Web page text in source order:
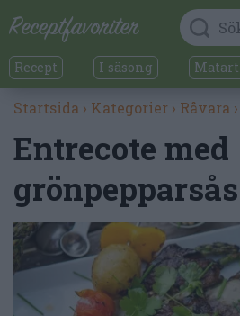
Recept I säsong
Startsida › Kategorier › Råvara ›
Entrecote med
grönpepparsås